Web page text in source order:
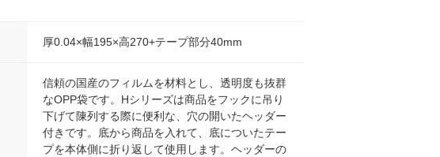
厚0.04×幅195×高270+テープ部分40mm
信頼の国産のフィルムを材料とし、透明度も抜群
なOPP袋です。Hシリーズは商品をフックに吊り
下げて陳列する際に便利な、穴の開いたヘッダー
付きです。底から商品を入れて、底についたテー
プを本体側に折り返して使用します。ヘッダーの